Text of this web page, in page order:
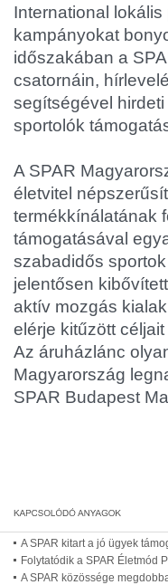
International
kampányokat
időszakában a
csatornáin,
segítségével
sportolók
A SPAR
életvitel
termékkínálatának
támogatásával
szabadidős
jelentősen
aktív mozgás
elérje kitűzött
Az áruházlánc
Magyarország
SPAR Budapest
A SPAR kitart a jó ügyek
Folytatódik a SPAR Életmód
A SPAR közössége